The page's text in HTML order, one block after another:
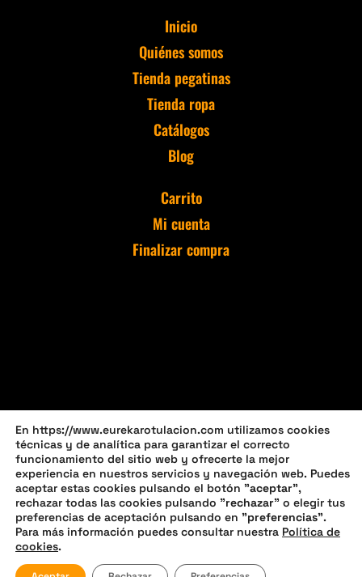
Inicio
Quiénes somos
Tienda pegatinas
Tienda ropa
Catálogos
Blog
Carrito
Mi cuenta
Finalizar compra
Política de privacidad
Política de cookies (UE)
Política de devoluciones y reembolsos
En https://www.eurekarotulacion.com utilizamos cookies
técnicas y de analítica para garantizar el correcto
funcionamiento del sitio web y ofrecerte la mejor
experiencia en nuestros servicios y navegación web. Puedes
aceptar estas cookies pulsando el botón "aceptar",
rechazar todas las cookies pulsando "rechazar" o elegir tus
preferencias de aceptación pulsando en "preferencias".
Para más información puedes consultar nuestra Política de
cookies.